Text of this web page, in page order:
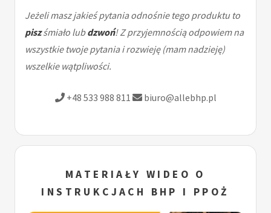
Jeżeli masz jakieś pytania odnośnie tego produktu to
piszśmiało lubdzwoń! Z przyjemnością odpowiem na
wszystkie twoje pytania i rozwieję (mam nadzieję)
wszelkie wątpliwości.
+48 533 988 811 biuro@allebhp.pl
MATERIAŁY WIDEO O
INSTRUKCJACH BHP I PPOŻ